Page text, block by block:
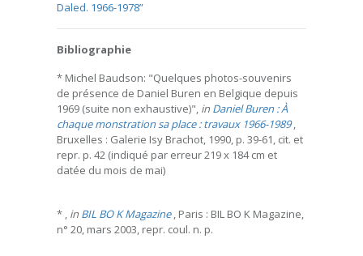
Daled. 1966-1978”
Bibliographie
* Michel Baudson: "Quelques photos-souvenirs
de présence de Daniel Buren en Belgique depuis
1969 (suite non exhaustive)", in Daniel Buren : À
chaque monstration sa place : travaux 1966-1989,
Bruxelles : Galerie Isy Brachot, 1990, p. 39-61, cit. et
repr. p. 42 (indiqué par erreur 219 x 184 cm et
datée du mois de mai)
* , in BIL BO K Magazine, Paris : BIL BO K Magazine,
n° 20, mars 2003, repr. coul. n. p.